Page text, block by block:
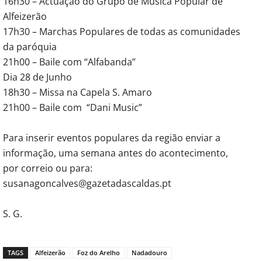
Alfeizerão
17h30 – Marchas Populares de todas as comunidades
da paróquia
21h00 – Baile com “Alfabanda”
Dia 28 de Junho
18h30 – Missa na Capela S. Amaro
21h00 – Baile com “Dani Music”
Para inserir eventos populares da região enviar a
informação, uma semana antes do acontecimento,
por correio ou para:
susanagoncalves@gazetadascaldas.pt
S. G.
TAGS Alfeizerão Foz do Arelho Nadadouro